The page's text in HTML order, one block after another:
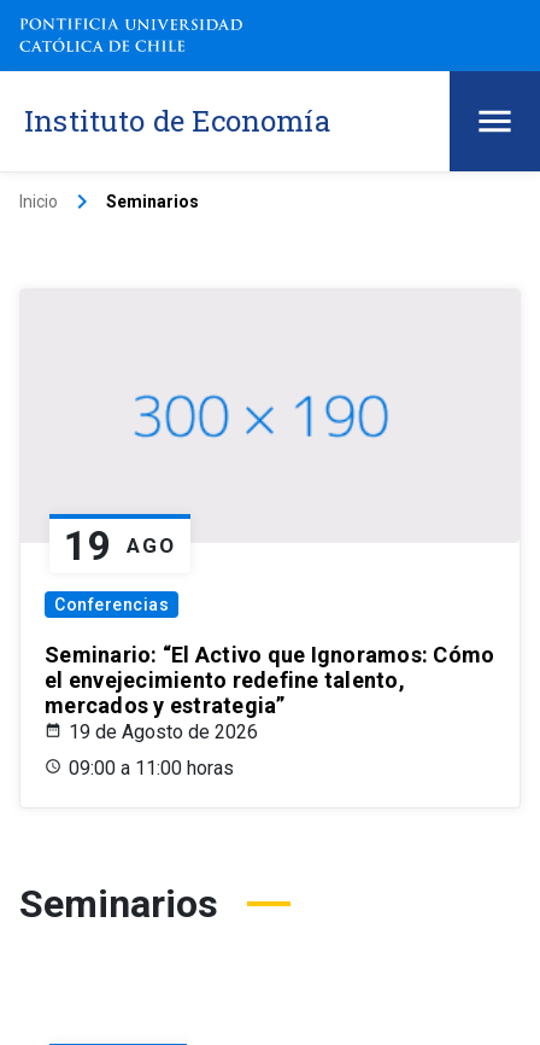
Instituto de Economía
Inicio keyboard_arrow_right Seminarios
19 AGO
Conferencias
Seminario: “El Activo que Ignoramos: Cómo
el envejecimiento redefine talento,
mercados y estrategia”
19 de Agosto de 2026
09:00 a 11:00 horas
Seminarios